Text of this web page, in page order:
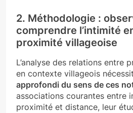
2. Méthodologie :
comprendre l’intimité
proximité villageoise
L’analyse des relations entre
en contexte villageois
approfondi du sens de ces
associations courantes entre
proximité et distance, leur